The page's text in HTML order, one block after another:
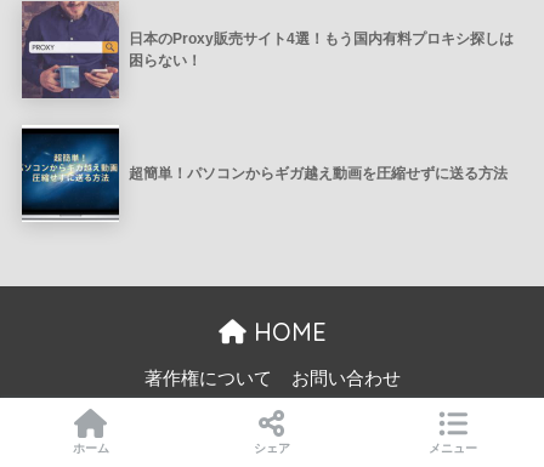
日本のProxy販売サイト4選！もう国内有料プロキシ探しは
困らない！
超簡単！パソコンからギガ越え動画を圧縮せずに送る方法
HOME
著作権について お問い合わせ
© 2026 NetChild All rights reserved.
ホーム シェア メニュー